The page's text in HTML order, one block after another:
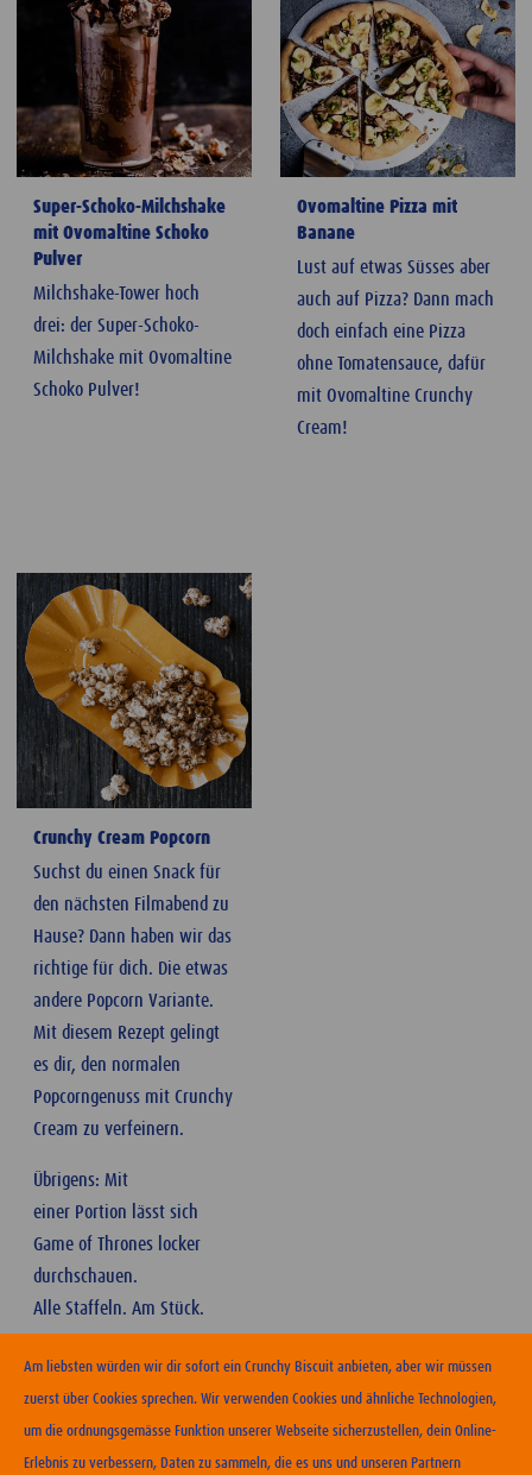
Super-Schoko-Milchshake
mit Ovomaltine Schoko
Pulver
Milchshake-Tower hoch
drei: der Super-Schoko-
Milchshake mit Ovomaltine
Schoko Pulver!
Ovomaltine Pizza mit
Banane
Lust auf etwas Süsses aber
auch auf Pizza? Dann mach
doch einfach eine Pizza
ohne Tomatensauce, dafür
mit Ovomaltine Crunchy
Cream!
Crunchy Cream Popcorn
Suchst du einen Snack für
den nächsten Filmabend zu
Hause? Dann haben wir das
richtige für dich. Die etwas
andere Popcorn Variante.
Mit diesem Rezept gelingt
es dir, den normalen
Popcorngenuss mit Crunchy
Cream zu verfeinern.
Übrigens: Mit
einer Portion lässt sich
Game of Thrones locker
durchschauen.
Alle Staffeln. Am Stück.
Am liebsten würden wir dir sofort ein Crunchy Biscuit anbieten, aber wir müssen
zuerst über Cookies sprechen. Wir verwenden Cookies und ähnliche Technologien,
um die ordnungsgemässe Funktion unserer Webseite sicherzustellen, dein Online-
Erlebnis zu verbessern, Daten zu sammeln, die es uns und unseren Partnern